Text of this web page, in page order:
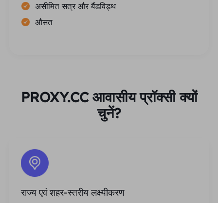
असीमित सत्र और बैंडविड्थ
औसत
PROXY.CC आवासीय प्रॉक्सी क्यों
चुनें?
राज्य एवं शहर-स्तरीय लक्ष्यीकरण